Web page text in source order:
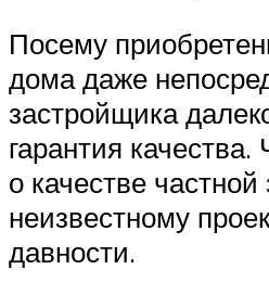
Посему
дома даже
застройщика
гарантия качества.
о качестве частной
неизвестному
давности.